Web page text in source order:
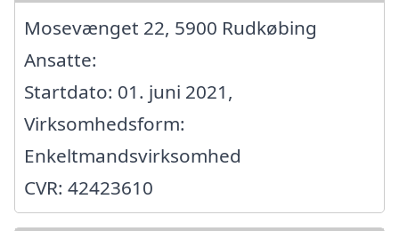
Mosevænget 22, 5900 Rudkøbing
Ansatte:
Startdato: 01. juni 2021,
Virksomhedsform:
Enkeltmandsvirksomhed
CVR: 42423610